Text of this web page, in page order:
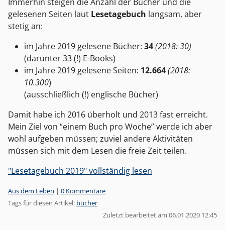
gelesenen Seiten laut Lesetagebuch langsam, aber
stetig an:
im Jahre 2019 gelesene Bücher: 34(2018: 30)
(darunter 33 (!) E-Books)
im Jahre 2019 gelesene Seiten: 12.664(2018:
10.300)
(ausschließlich (!) englische Bücher)
Damit habe ich 2016 überholt und 2013 fast erreicht.
Mein Ziel von “einem Buch pro Woche” werde ich aber
wohl aufgeben müssen; zuviel andere Aktivitäten
müssen sich mit dem Lesen die freie Zeit teilen.
"Lesetagebuch 2019" vollständig lesen
Kategorien:
Aus dem Leben | 0 Kommentare
Tags für diesen Artikel: bücher
Zuletzt bearbeitet am 06.01.2020 12:45